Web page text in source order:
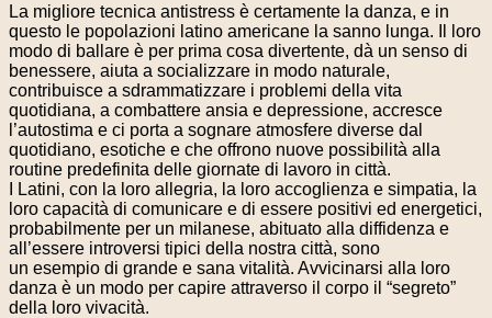
La migliore tecnica antistress è certamente la danza, e in
questo le popolazioni latino americane la sanno lunga. Il loro
modo di ballare è per prima cosa divertente, dà un senso di
benessere, aiuta a socializzare in modo naturale,
contribuisce a sdrammatizzare i problemi della vita
quotidiana, a combattere ansia e depressione, accresce
l’autostima e ci porta a sognare atmosfere diverse dal
quotidiano, esotiche e che offrono nuove possibilità alla
routine predefinita delle giornate di lavoro in città.
I Latini, con la loro allegria, la loro accoglienza e simpatia, la
loro capacità di comunicare e di essere positivi ed energetici,
probabilmente per un milanese, abituato alla diffidenza e
all’essere introversi tipici della nostra città, sono
un esempio di grande e sana vitalità. Avvicinarsi alla loro
danza è un modo per capire attraverso il corpo il “segreto”
della loro vivacità.